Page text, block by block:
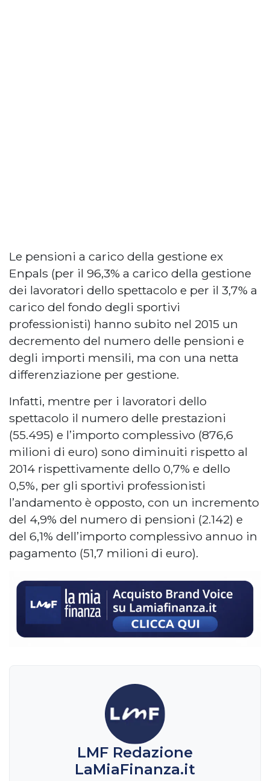
Le pensioni a carico della gestione ex
Enpals (per il 96,3% a carico della gestione
dei lavoratori dello spettacolo e per il 3,7% a
carico del fondo degli sportivi
professionisti) hanno subito nel 2015 un
decremento del numero delle pensioni e
degli importi mensili, ma con una netta
differenziazione per gestione.
Infatti, mentre per i lavoratori dello
spettacolo il numero delle prestazioni
(55.495) e l’importo complessivo (876,6
milioni di euro) sono diminuiti rispetto al
2014 rispettivamente dello 0,7% e dello
0,5%, per gli sportivi professionisti
l’andamento è opposto, con un incremento
del 4,9% del numero di pensioni (2.142) e
del 6,1% dell’importo complessivo annuo in
pagamento (51,7 milioni di euro).
LMF Redazione
LaMiaFinanza.it